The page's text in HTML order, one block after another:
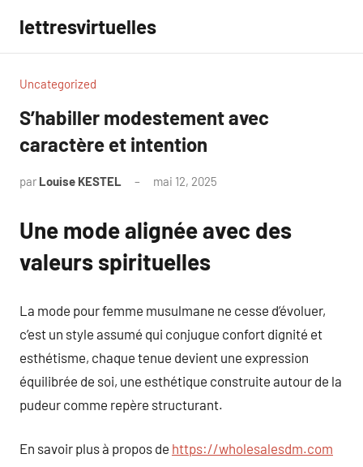
contenu
lettresvirtuelles
Uncategorized
S’habiller modestement avec
caractère et intention
par Louise KESTEL mai 12, 2025
Une mode alignée avec des
valeurs spirituelles
La mode pour femme musulmane ne cesse d’évoluer,
c’est un style assumé qui conjugue confort dignité et
esthétisme, chaque tenue devient une expression
équilibrée de soi, une esthétique construite autour de la
pudeur comme repère structurant.
En savoir plus à propos de https://wholesalesdm.com